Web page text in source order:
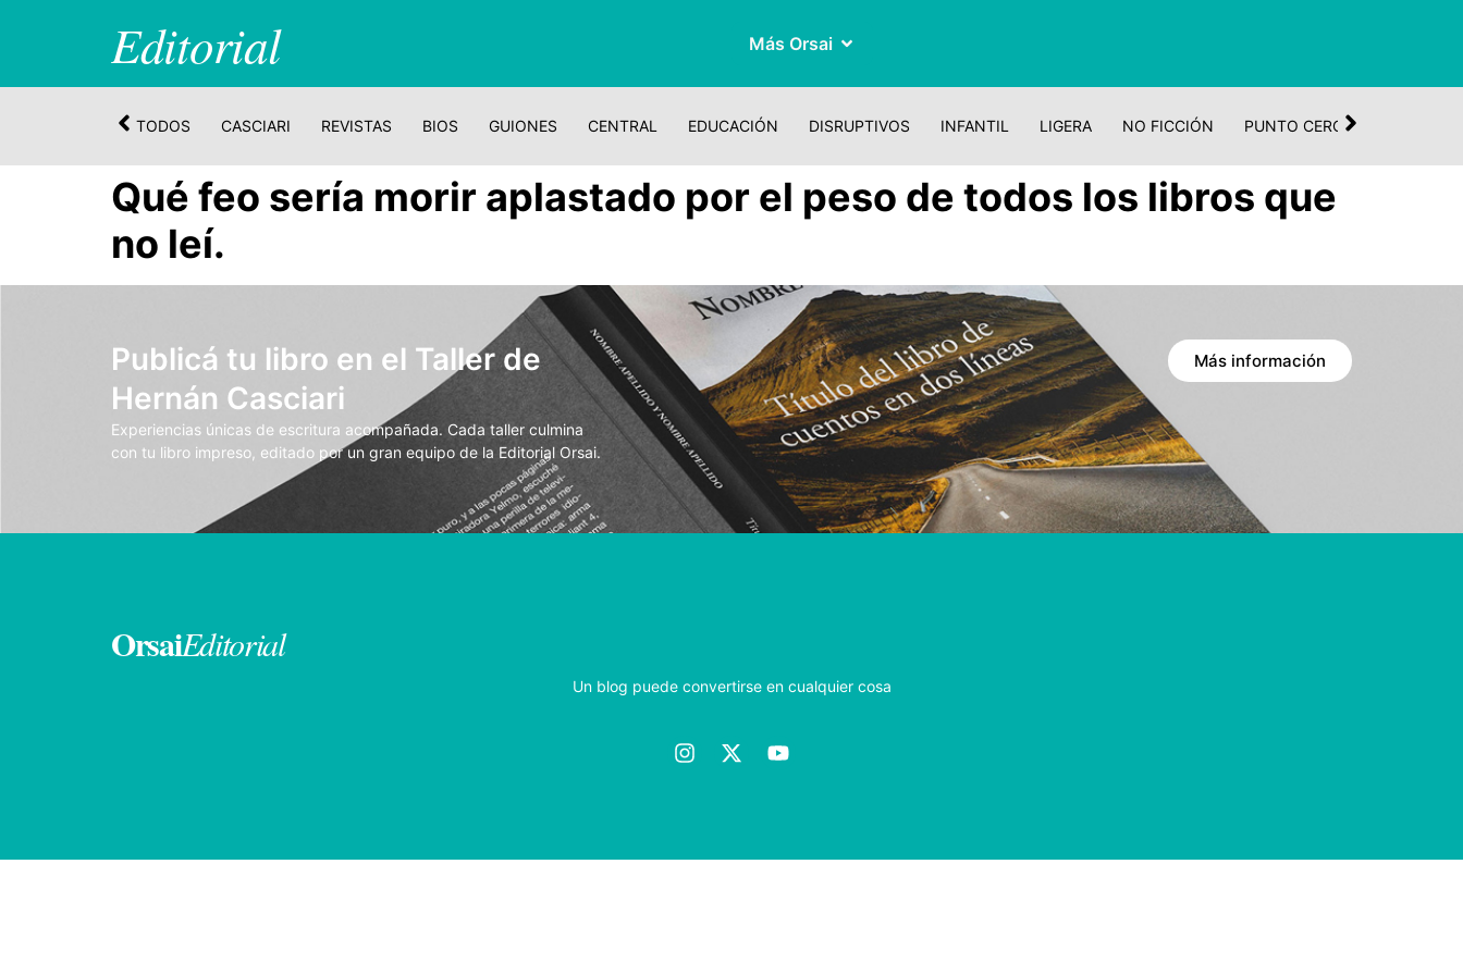
Editorial Más Orsai
TODOS CASCIARI REVISTAS BIOS GUIONES CENTRAL EDUCACIÓN DISRUPTIVOS INFANTIL LIGERA NO FICCIÓN PUNTO CERO
Qué feo sería morir aplastado por el peso de todos los libros que
no leí.
Publicá tu libro en el Taller de
Hernán Casciari
Experiencias únicas de escritura acompañada. Cada taller culmina
con tu libro impreso, editado por un gran equipo de la Editorial Orsai.
Más información
OrsaiEditorial
Un blog puede convertirse en cualquier cosa